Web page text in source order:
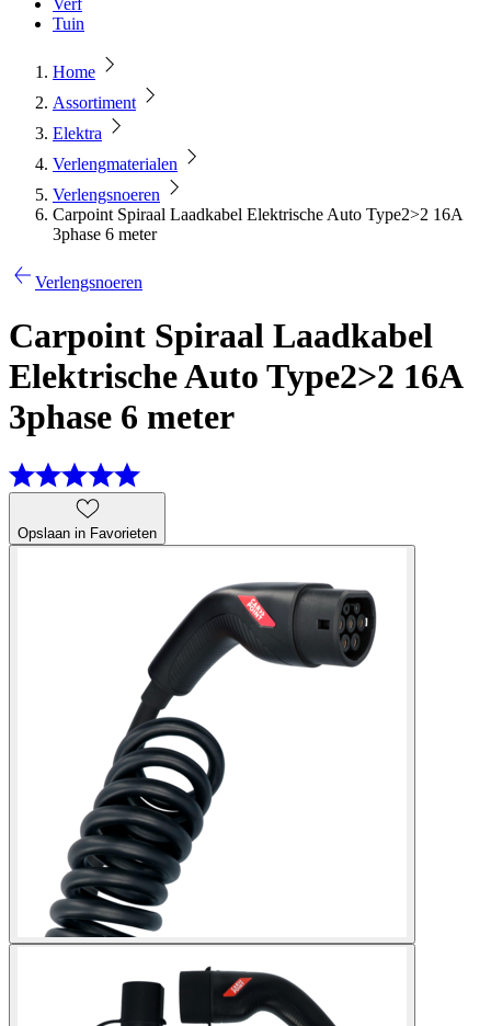
Verf
Tuin
Home
Assortiment
Elektra
Verlengmaterialen
Verlengsnoeren
Carpoint Spiraal Laadkabel Elektrische Auto Type2>2 16A
3phase 6 meter
Verlengsnoeren
Carpoint Spiraal Laadkabel
Elektrische Auto Type2>2 16A
3phase 6 meter
Opslaan in Favorieten